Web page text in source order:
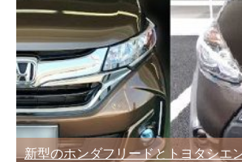
新型のホンダフリードとトヨタシエ